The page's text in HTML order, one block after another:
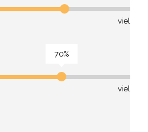
viel
70%
viel